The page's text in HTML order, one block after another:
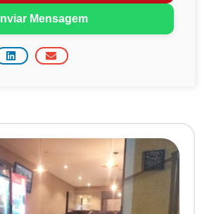
Mensagem